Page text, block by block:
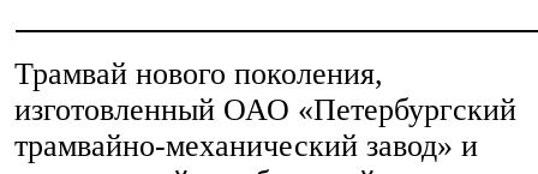
Трамвай нового поколения,
изготовленный ОАО «Петербургский
трамвайно-механический завод» и